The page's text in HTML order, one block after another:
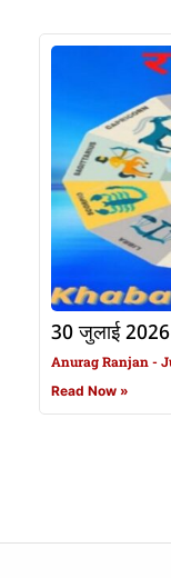
30 जुलाई
Anurag Ranjan
Read Now »